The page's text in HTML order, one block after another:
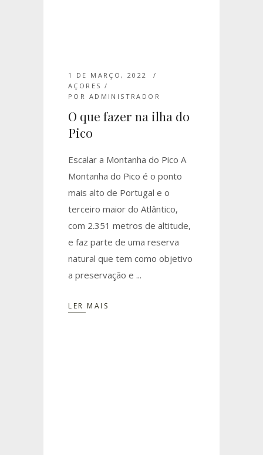
1 DE MARÇO, 2022
AÇORES
POR ADMINISTRADOR
O que fazer na ilha do
Pico
Escalar a Montanha do Pico A
Montanha do Pico é o ponto
mais alto de Portugal e o
terceiro maior do Atlântico,
com 2.351 metros de altitude,
e faz parte de uma reserva
natural que tem como objetivo
a preservação e
LER MAIS